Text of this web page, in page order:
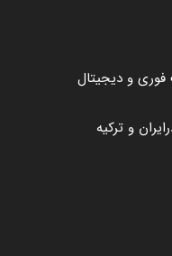
و دیجیتال
و ترکیه